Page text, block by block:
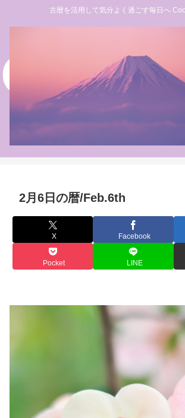
古暦を活用して気分よく過ごす毎日へ
2月6日の暦/Feb.6th
X Facebook
Pocket LINE